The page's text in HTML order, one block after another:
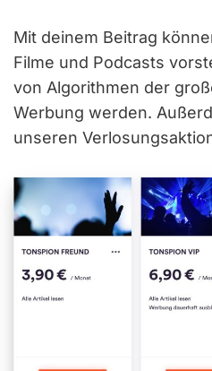
Mit deinem Beitrag
Filme und Podcasts
von Algorithmen der
Werbung werden.
unseren